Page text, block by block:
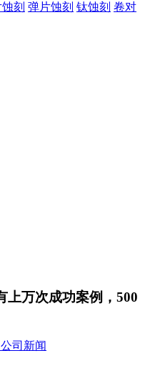
刻 弹片蚀刻 钛蚀刻 卷对
上万次成功案例，500
公司新闻